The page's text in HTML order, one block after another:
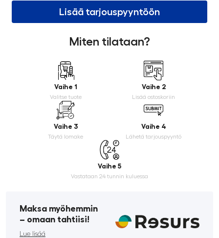
Lisää tarjouspyyntöön
Miten tilataan?
Vaihe 1
Valitse tuote
Vaihe 2
Lisää ostoskoriin
Vaihe 3
Täytä lomake
Vaihe 4
Lähetä tarjouspyyntö
Vaihe 5
Vastataan 24 tunnin kuluessa
Maksa myöhemmin
­– omaan tahtiisi!
Lue lisää